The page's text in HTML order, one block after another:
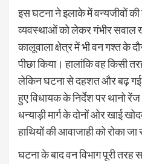
इस घटना ने इलाके में वन्यजीवों
व्यवस्थाओं को लेकर गंभीर
कालूवाला क्षेत्र में भी वन गश्त के
पीछा किया। हालांकि वह किसी
लेकिन घटना से दहशत और बढ़
हुए विधायक के निर्देश पर थानो
धन्याड़ी मार्ग के दोनों ओर खाई
हाथियों की आवाजाही को रोका
घटना के बाद वन विभाग पूरी